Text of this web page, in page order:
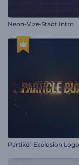
Neon-Vize-Stadt Intro
Partikel-Explosion Logo